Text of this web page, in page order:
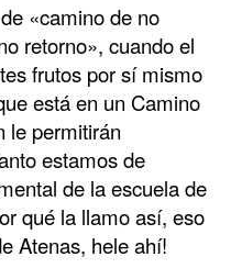
«camino de no
retorno», cuando el
frutos por sí mismo
está en un Camino
le permitirán
estamos de
de la escuela de
qué la llamo así, eso
Atenas, hele ahí!